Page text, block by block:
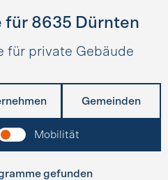
für 8635 Dürnten
für private Gebäude
Gemeinden
Mobilität
gefunden